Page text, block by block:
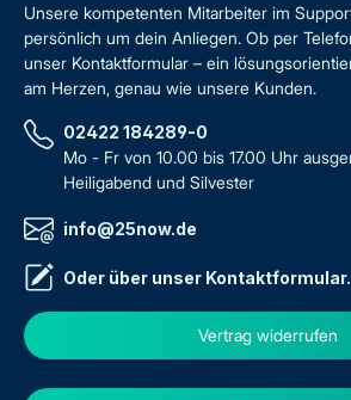
Unsere kompetenten Mitarbeiter im
persönlich um dein Anliegen. Ob per
unser Kontaktformular – ein
am Herzen, genau wie unsere Kunden.
02422 184289-0
Mo - Fr von 10.00 bis 17.00 Uhr
Heiligabend und Silvester
info@25now.de
Oder über unser Kontaktformular.
Vertrag widerrufen